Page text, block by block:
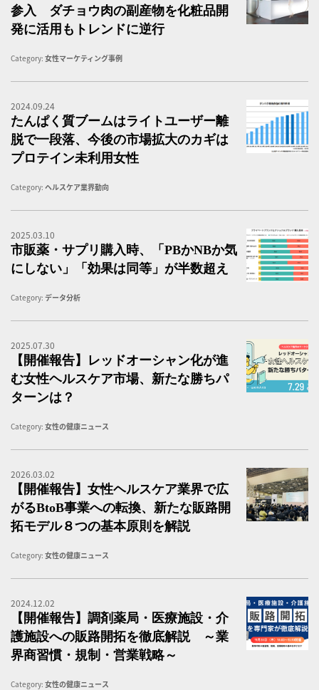
参入 ダチョウ肉の副産物を化粧品開
発に活用もトレンドに逆行
Category: 女性マーケティング事例
2024.09.24
たんぱく質ブームはライトユーザー離
脱で一段落、今後の市場拡大のカギは
プロテイン未利用女性
Category: ヘルスケア業界動向
2025.03.10
市販薬・サプリ購入時、「PBかNBか気
にしない」「効果は同等」が半数超え
Category: データ分析
2025.07.30
【開催報告】レッドオーシャン化が進
む女性ヘルスケア市場、新たな勝ちパ
ターンは？
Category: 女性の健康ニュース
2026.03.02
【開催報告】女性ヘルスケア業界で広
がるBtoB事業への転換、新たな販路開
拓モデル８つの基本原則を解説
Category: 女性の健康ニュース
2024.12.02
【開催報告】調剤薬局・医療施設・介
護施設への販路開拓を徹底解説 ～業
界商習慣・規制・営業戦略～
Category: 女性の健康ニュース